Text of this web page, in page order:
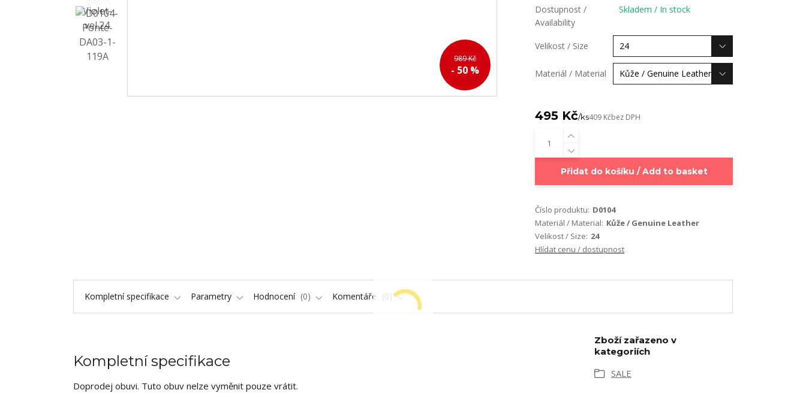
989 Kč
- 50 %
Dostupnost /
Availability
Skladem / In stock
Velikost / Size
Materiál / Material
495 Kč/ks409 Kčbez DPH
Přidat do košíku / Add to basket
Číslo produktu: D0104
Materiál / Material: Kůže / Genuine Leather
Velikost / Size: 24
Hlídat cenu / dostupnost
Kompletní specifikace Parametry Hodnocení 0 Komentáře 0
Kompletní specifikace
Doprodej obuvi. Tuto obuv nelze vyměnit pouze vrátit.
Zboží zařazeno v
kategoriích
SALE